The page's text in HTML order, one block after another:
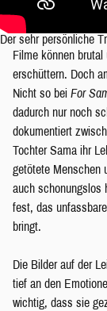
Der sehr persönliche
Filme können
erschüttern. Doch
Nicht so bei For
dadurch nur noch
dokumentiert
Tochter Sama ihr
getötete Menschen
auch schonungslos
fest, das
bringt.
Die Bilder auf der
tief an den
wichtig, dass sie